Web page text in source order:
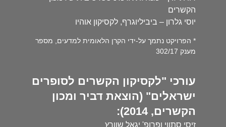
הקשרים
יוסי גלרון – ביביליוגרף, לקסיקון אוהיו
* הפרויקט נתמך על-ידי הקרן הלאומית למדעים, מספר
מענק 302/17
עורכי "לקסיקון הקשרים לסופרים
ישראלים" (הוצאת דביר ומכון
הקשרים, 2014):
זיסי סתווי ופרופ' יגאל שוורץ